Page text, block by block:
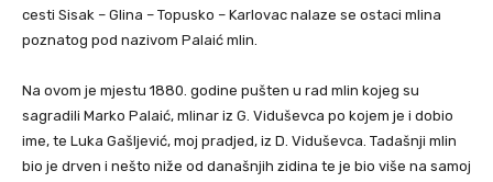
cesti Sisak – Glina – Topusko – Karlovac nalaze se ostaci mlina
poznatog pod nazivom Palaić mlin.
Na ovom je mjestu 1880. godine pušten u rad mlin kojeg su
sagradili Marko Palaić, mlinar iz G. Viduševca po kojem je i dobio
ime, te Luka Gašljević, moj pradjed, iz D. Viduševca. Tadašnji mlin
bio je drven i nešto niže od današnjih zidina te je bio više na samoj